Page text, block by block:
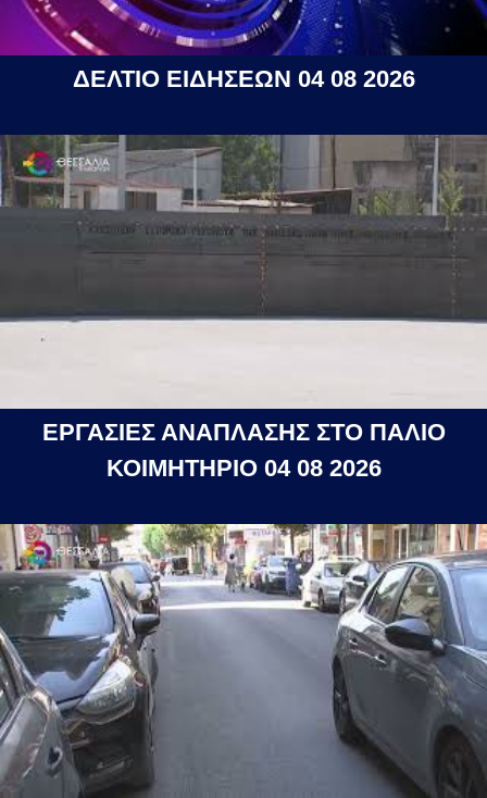
ΔΕΛΤΙΟ ΕΙΔΗΣΕΩΝ 04 08 2026
ΕΡΓΑΣΙΕΣ ΑΝΑΠΛΑΣΗΣ ΣΤΟ ΠΑΛΙΟ
ΚΟΙΜΗΤΗΡΙΟ 04 08 2026